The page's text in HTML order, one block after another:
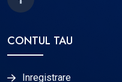
CONTUL TAU
Inregistrare